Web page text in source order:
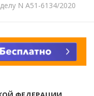
N А51-6134/2020